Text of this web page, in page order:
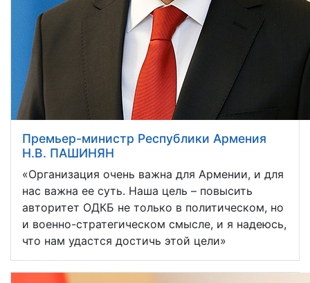
Премьер-министр Республики Армения
Н.В. ПАШИНЯН
«Организация очень важна для Армении, и для
нас важна ее суть. Наша цель – повысить
авторитет ОДКБ не только в политическом, но
и военно-стратегическом смысле, и я надеюсь,
что нам удастся достичь этой цели»